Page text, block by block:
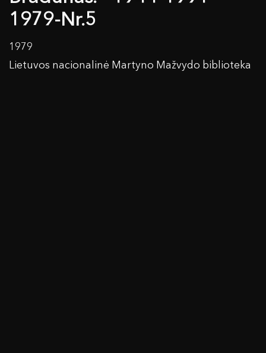
1979-Nr.5
1979
Lietuvos nacionalinė Martyno Mažvydo biblioteka